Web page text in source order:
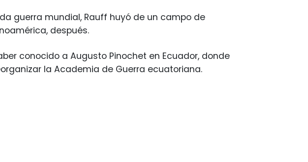
guerra mundial, Rauff huyó de un campo de
después.
conocido a Augusto Pinochet en Ecuador, donde
la Academia de Guerra ecuatoriana.